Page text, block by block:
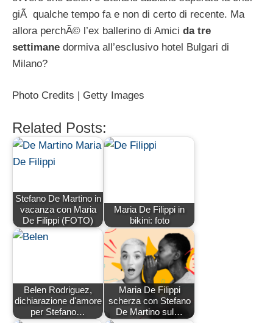
giÃ qualche tempo fa e non di certo di recente. Ma
allora perchÃ© l’ex ballerino di Amici da tre
settimane dormiva all’esclusivo hotel Bulgari di
Milano?
Photo Credits | Getty Images
Related Posts:
Stefano De Martino in
vacanza con Maria
De Filippi (FOTO)
Maria De Filippi in
bikini: foto
Belen Rodriguez,
dichiarazione d'amore
per Stefano…
Maria De Filippi
scherza con Stefano
De Martino sul…